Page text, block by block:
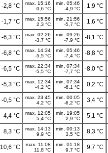
-2,8 °C
max. 15:16
-0,6 °C
min. 05:46
-4,9 °C
1,9 °C
-1,7 °C
max. 15:56
2,3 °C
min. 21:56
-5,7 °C
1,6 °C
-6,3 °C
max. 02:26
-3,7 °C
min. 09:26
-7,9 °C
-8,1 °C
-6,8 °C
max. 14:34
-5,5 °C
min. 05:46
-7,4 °C
-8,8 °C
-6,5 °C
max. 22:34
-5,5 °C
min. 07:34
-7,7 °C
-8,0 °C
-5,3 °C
max. 12:34
-4,2 °C
min. 07:34
-6,1 °C
0,2 °C
-0,5 °C
max. 23:45
4,2 °C
min. 00:05
-6,2 °C
3,4 °C
4,4 °C
max. 12:05
5,4 °C
min. 19:05
2,9 °C
5,1 °C
8,3 °C
max. 14:13
9,9 °C
min. 00:13
3,5 °C
8,3 °C
10,6 °C
max. 11:08
11,8 °C
min. 01:18
9,7 °C
9,7 °C